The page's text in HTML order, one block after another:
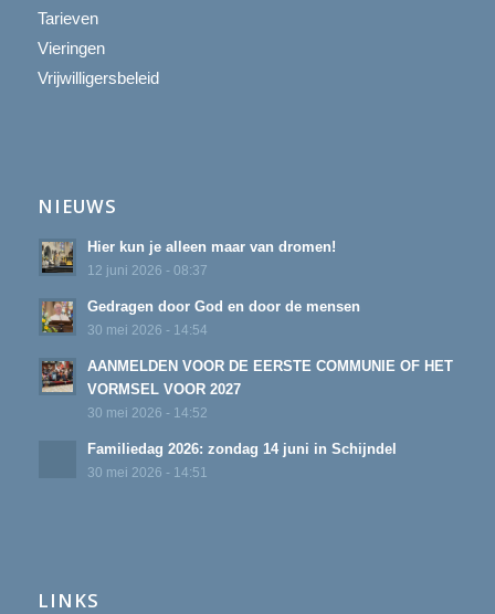
Tarieven
Vieringen
Vrijwilligersbeleid
NIEUWS
Hier kun je alleen maar van dromen!
12 juni 2026 - 08:37
Gedragen door God en door de mensen
30 mei 2026 - 14:54
AANMELDEN VOOR DE EERSTE COMMUNIE OF HET
VORMSEL VOOR 2027
30 mei 2026 - 14:52
Familiedag 2026: zondag 14 juni in Schijndel
30 mei 2026 - 14:51
LINKS